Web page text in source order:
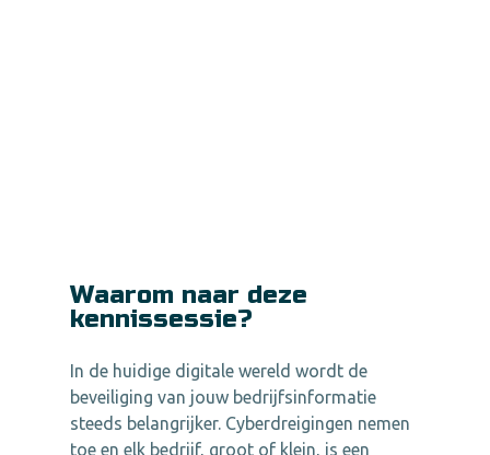
Waarom naar deze
kennissessie?
In de huidige digitale wereld wordt de
beveiliging van jouw bedrijfsinformatie
steeds belangrijker. Cyberdreigingen nemen
toe en elk bedrijf, groot of klein, is een